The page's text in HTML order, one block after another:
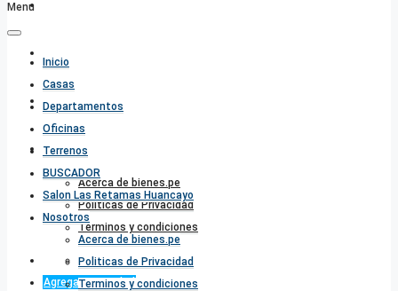
Salon Las Retamas Huancayo
Nosotros
Acerca de bienes.pe
Politicas de Privacidad
Terminos y condiciones
Favorito0
Agregar propiedad
Menu
Inicio
Casas
Departamentos
Oficinas
Terrenos
BUSCADOR
Salon Las Retamas Huancayo
Nosotros
Acerca de bienes.pe
Politicas de Privacidad
Terminos y condiciones